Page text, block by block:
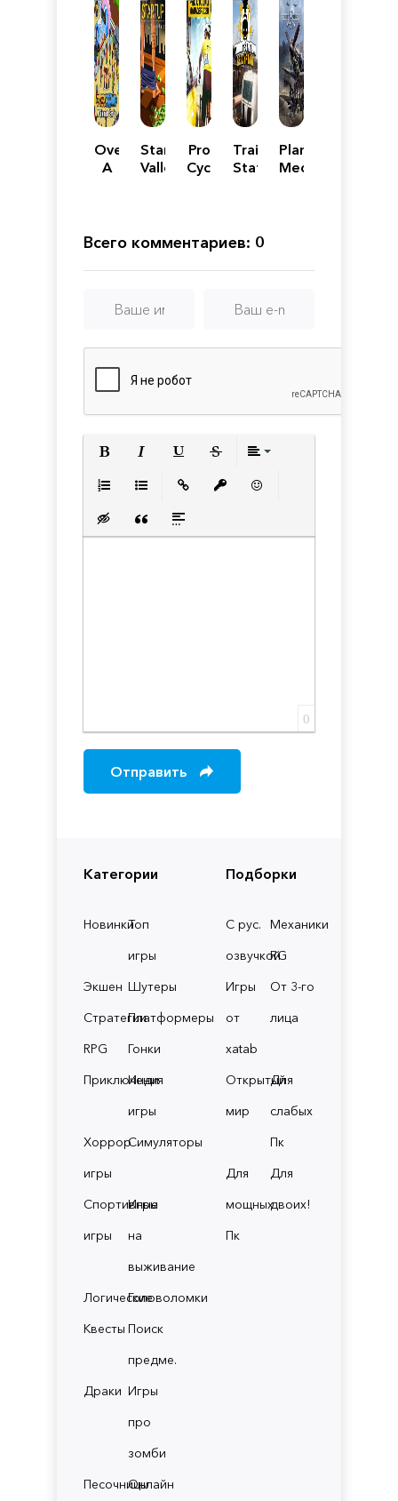
Категории
НовинкиТоп
игры
Экшен Шутеры
СтратегииПлатформеры
RPG
Гонки
Приключения
Инди
игры
Хоррор
игры
Симуляторы
Спортивные
игры
Игры
на
выживание
ЛогическиеГоловоломки
Квесты Поиск
предме.
Драки Игры
про
зомби
ПесочницыОнлайн
Подборки
С рус.
озвучкой
Механики
RG
Игры
от
xatab
От 3-го
лица
Открытый
мир
Для
слабых
Пк
Для
мощных
Пк
Для
двоих!
Overcrowd:
A
Startup
Valley
1
Pro
Cycling
Train
Station
Plane
Mechanic
Всего комментариев: 0
Вставка скрытого текста
Вставка цитаты
Вставка спойлера
0
Отправить